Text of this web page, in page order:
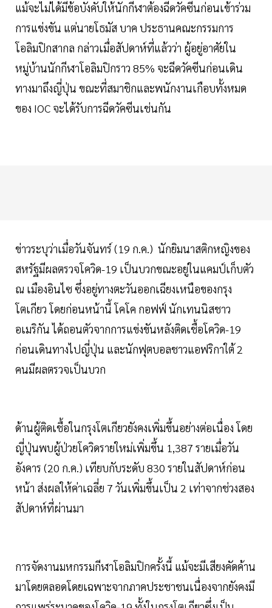
แม้จะไม่ได้มีข้อบังคับให้นักกีฬาต้องฉีดวัคซีนก่อนเข้าร่วม
การแข่งขัน แต่นายโธมัส บาค ประธานคณะกรรมการ
โอลิมปิกสากล กล่าวเมื่อสัปดาห์ที่แล้วว่า ผู้อยู่อาศัยใน
หมู่บ้านนักกีฬาโอลิมปิกราว 85% จะฉีดวัคซีนก่อนเดิน
ทางมาถึงญี่ปุ่น ขณะที่สมาชิกและพนักงานเกือบทั้งหมด
ของ IOC จะได้รับการฉีดวัคซีนเช่นกัน
ข่าวระบุว่าเมื่อวันจันทร์ (19 ก.ค.) นักยิมนาสติกหญิงของ
สหรัฐมีผลตรวจโควิด-19 เป็นบวกขณะอยู่ในแคมป์เก็บตัว
ณ เมืองอินไซ ซึ่งอยู่ทางตะวันออกเฉียงเหนือของกรุง
โตเกียว โดยก่อนหน้านี้ โคโค กอฟฟ์ นักเทนนิสชาว
อเมริกัน ได้ถอนตัวจากการแข่งขันหลังติดเชื้อโควิด-19
ก่อนเดินทางไปญี่ปุ่น และนักฟุตบอลชาวแอฟริกาใต้ 2
คนมีผลตรวจเป็นบวก
ด้านผู้ติดเชื้อในกรุงโตเกียวยังคงเพิ่มขึ้นอย่างต่อเนื่อง โดย
ญี่ปุ่นพบผู้ป่วยโควิดรายใหม่เพิ่มขึ้น 1,387 รายเมื่อวัน
อังคาร (20 ก.ค.) เทียบกับระดับ 830 รายในสัปดาห์ก่อน
หน้า ส่งผลให้ค่าเฉลี่ย 7 วันเพิ่มขึ้นเป็น 2 เท่าจากช่วงสอง
สัปดาห์ที่ผ่านมา
การจัดงานมหกรรมกีฬาโอลิมปิกครั้งนี้ แม้จะมีเสียงคัดค้าน
มาโดยตลอดโดยเฉพาะจากภาคประชาชนเนื่องจากยังคงมี